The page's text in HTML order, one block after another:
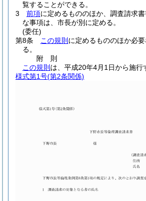
覧することができる。
3
前項に定めるもののほか、調査請求
な事項は、市長が別に定める。
(委任)
第8条
この規則 に定めるもののほか必
る。
附 則
この規則 は、平成20年4月1日から施行
様式第1号(第2条関係)